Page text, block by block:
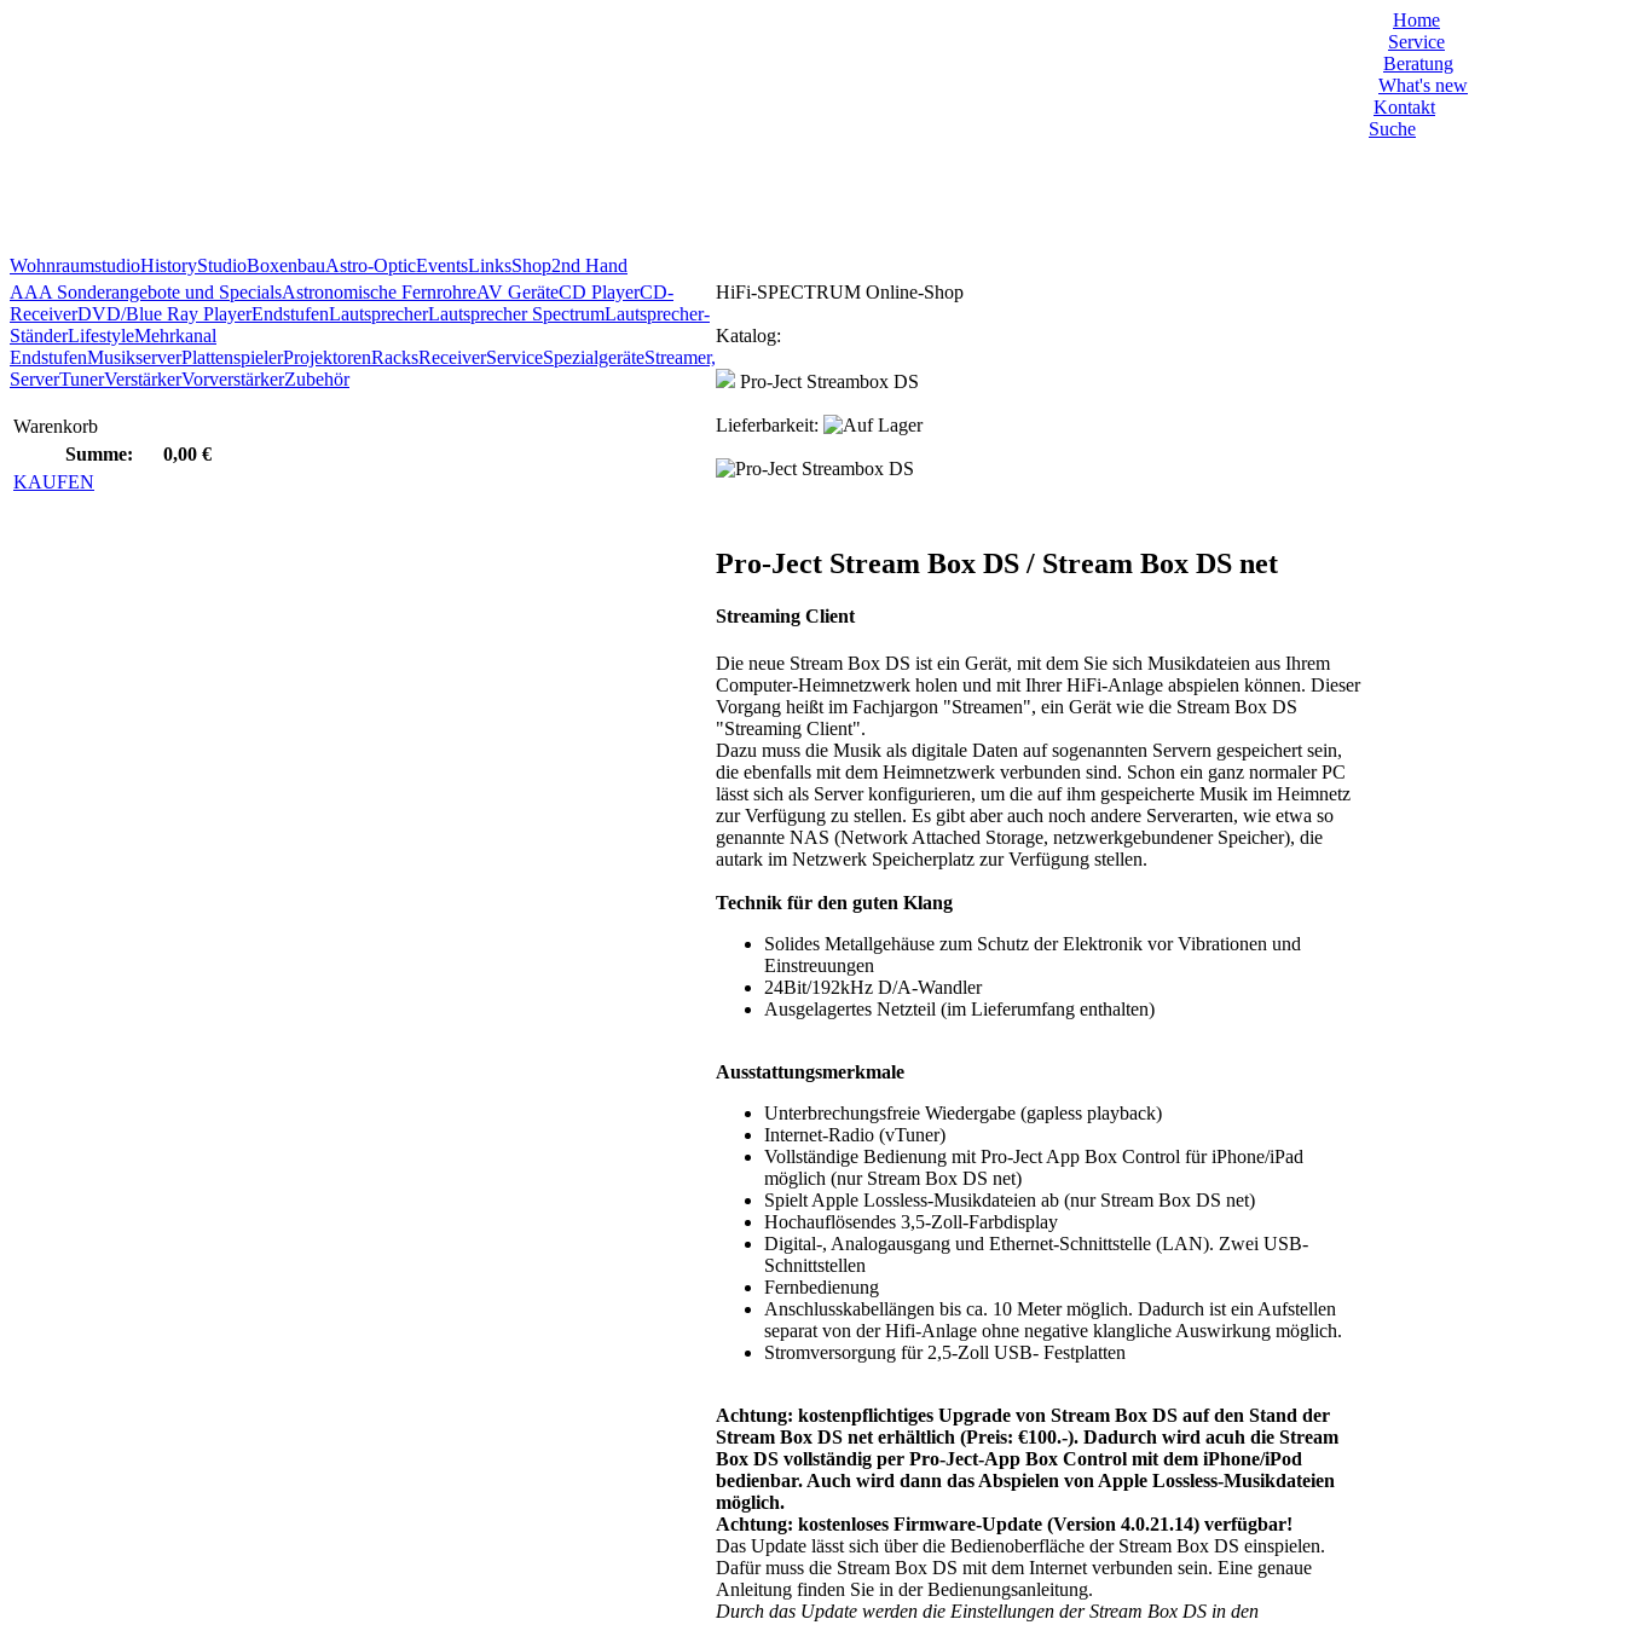
Home
Service
Beratung
What's new
Kontakt
Suche
WohnraumstudioHistoryStudioBoxenbauAstro-OpticEventsLinksShop2nd Hand
AAA Sonderangebote und SpecialsAstronomische FernrohreAV GeräteCD PlayerCD-
ReceiverDVD/Blue Ray PlayerEndstufenLautsprecherLautsprecher SpectrumLautsprecher-
StänderLifestyleMehrkanal
EndstufenMusikserverPlattenspielerProjektorenRacksReceiverServiceSpezialgeräteStreamer,
ServerTunerVerstärkerVorverstärkerZubehör
Warenkorb
Summe:
0,00 €
KAUFEN
HiFi-SPECTRUM Online-Shop
Katalog:
Pro-Ject Streambox DS
Lieferbarkeit:
Pro-Ject Stream Box DS / Stream Box DS net
Streaming Client
Die neue Stream Box DS ist ein Gerät, mit dem Sie sich Musikdateien aus Ihrem
Computer-Heimnetzwerk holen und mit Ihrer HiFi-Anlage abspielen können. Dieser
Vorgang heißt im Fachjargon "Streamen", ein Gerät wie die Stream Box DS
"Streaming Client".
Dazu muss die Musik als digitale Daten auf sogenannten Servern gespeichert sein,
die ebenfalls mit dem Heimnetzwerk verbunden sind. Schon ein ganz normaler PC
lässt sich als Server konfigurieren, um die auf ihm gespeicherte Musik im Heimnetz
zur Verfügung zu stellen. Es gibt aber auch noch andere Serverarten, wie etwa so
genannte NAS (Network Attached Storage, netzwerkgebundener Speicher), die
autark im Netzwerk Speicherplatz zur Verfügung stellen.
Technik für den guten Klang
Solides Metallgehäuse zum Schutz der Elektronik vor Vibrationen und
Einstreuungen
24Bit/192kHz D/A-Wandler
Ausgelagertes Netzteil (im Lieferumfang enthalten)
Ausstattungsmerkmale
Unterbrechungsfreie Wiedergabe (gapless playback)
Internet-Radio (vTuner)
Vollständige Bedienung mit Pro-Ject App Box Control für iPhone/iPad
möglich (nur Stream Box DS net)
Spielt Apple Lossless-Musikdateien ab (nur Stream Box DS net)
Hochauflösendes 3,5-Zoll-Farbdisplay
Digital-, Analogausgang und Ethernet-Schnittstelle (LAN). Zwei USB-
Schnittstellen
Fernbedienung
Anschlusskabellängen bis ca. 10 Meter möglich. Dadurch ist ein Aufstellen
separat von der Hifi-Anlage ohne negative klangliche Auswirkung möglich.
Stromversorgung für 2,5-Zoll USB- Festplatten
Achtung: kostenpflichtiges Upgrade von Stream Box DS auf den Stand der
Stream Box DS net erhältlich (Preis: €100.-). Dadurch wird acuh die Stream
Box DS vollständig per Pro-Ject-App Box Control mit dem iPhone/iPod
bedienbar. Auch wird dann das Abspielen von Apple Lossless-Musikdateien
möglich.
Achtung: kostenloses Firmware-Update (Version 4.0.21.14) verfügbar!
Das Update lässt sich über die Bedienoberfläche der Stream Box DS einspielen.
Dafür muss die Stream Box DS mit dem Internet verbunden sein. Eine genaue
Anleitung finden Sie in der Bedienungsanleitung.
Durch das Update werden die Einstellungen der Stream Box DS in den